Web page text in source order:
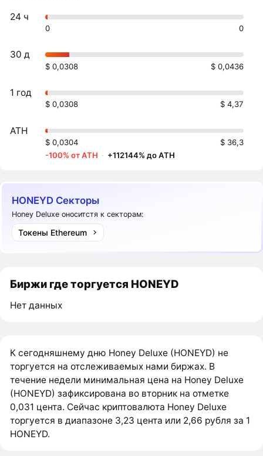
24 ч
0 0
30 д
$ 0,0308 $ 0,0436
1 год
$ 0,0308 $ 4,37
ATH
$ 0,0304
$ 36,3
-100% от ATH · +112144% до ATH
HONEYD Секторы
Honey Deluxe оноситстя к секторам:
Токены Ethereum
Биржи где торгуется HONEYD
Нет данных
К сегодняшнему дню Honey Deluxe (HONEYD) не
торгуется на отслеживаемых нами биржах. В
течение недели минимальная цена на Honey Deluxe
(HONEYD) зафиксирована во вторник на отметке
0,031 цента. Сейчас криптовалюта Honey Deluxe
торгуется в диапазоне 3,23 цента или 2,66 рубля за 1
HONEYD.